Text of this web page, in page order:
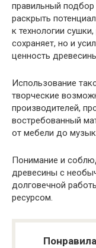
правильный
раскрыть
к технологии
сохраняет, но и
ценность
Использование
творческие
производителей,
востребованный
от мебели до
Понимание и
древесины с
долговечной
ресурсом.